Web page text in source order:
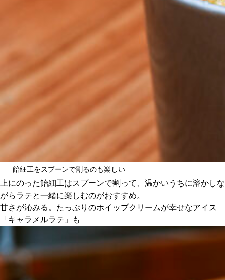
おすすめのイベント
飴細工をスプーンで割るのも楽しい
上にのった飴細工はスプーンで割って、温かいうちに溶かしな
がらラテと一緒に楽しむのがおすすめ。
甘さが沁みる。たっぷりのホイップクリームが幸せなアイス
「キャラメルラテ」も